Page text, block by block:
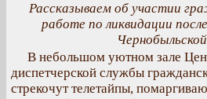
Рассказываем об участии
работе по ликвидации
В небольшом уютном зале
диспетчерской службы
стрекочут телетайпы,